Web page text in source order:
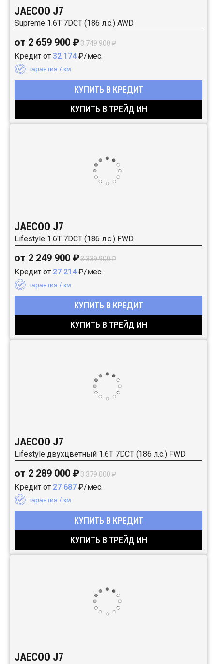
JAECOO J7
Supreme 1.6T 7DCT (186 л.с.) AWD
от 2 659 900 ₽3 749 900 ₽
Кредит от 32 174₽/мес.
гарантия / км
КУПИТЬ В КРЕДИТ
КУПИТЬ В ТРЕЙД ИН
JAECOO J7
Lifestyle 1.6T 7DCT (186 л.с.) FWD
от 2 249 900 ₽3 339 900 ₽
Кредит от 27 214₽/мес.
гарантия / км
КУПИТЬ В КРЕДИТ
КУПИТЬ В ТРЕЙД ИН
JAECOO J7
Lifestyle двухцветный 1.6T 7DCT (186 л.с.) FWD
от 2 289 000 ₽3 379 000 ₽
Кредит от 27 687 ₽/мес.
гарантия / км
КУПИТЬ В КРЕДИТ
КУПИТЬ В ТРЕЙД ИН
JAECOO J7